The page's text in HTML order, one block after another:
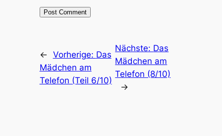
← Vorherige: Das
Mädchen am
Telefon (Teil 6/10)
Nächste: Das
Mädchen am
Telefon (8/10)
→